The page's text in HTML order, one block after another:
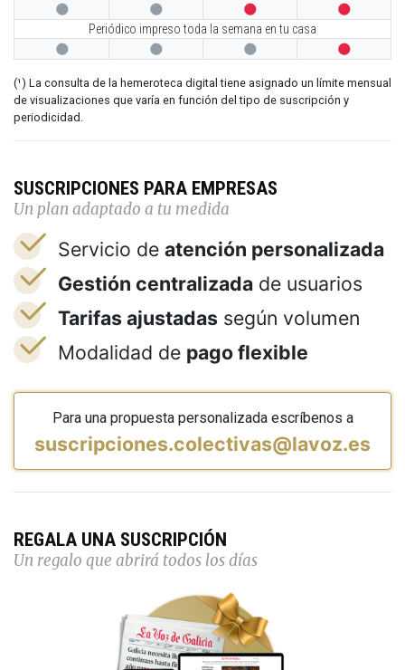
   
Periódico impreso toda la semana en tu casa
   
(¹) La consulta de la hemeroteca digital tiene asignado un límite mensual
de visualizaciones que varía en función del tipo de suscripción y
periodicidad.
SUSCRIPCIONES PARA EMPRESAS
Un plan adaptado a tu medida
Servicio de atención personalizada
Gestión centralizada de usuarios
Tarifas ajustadas según volumen
Modalidad de pago flexible
Para una propuesta personalizada escríbenos a
suscripciones.colectivas@lavoz.es
REGALA UNA SUSCRIPCIÓN
Un regalo que abrirá todos los días